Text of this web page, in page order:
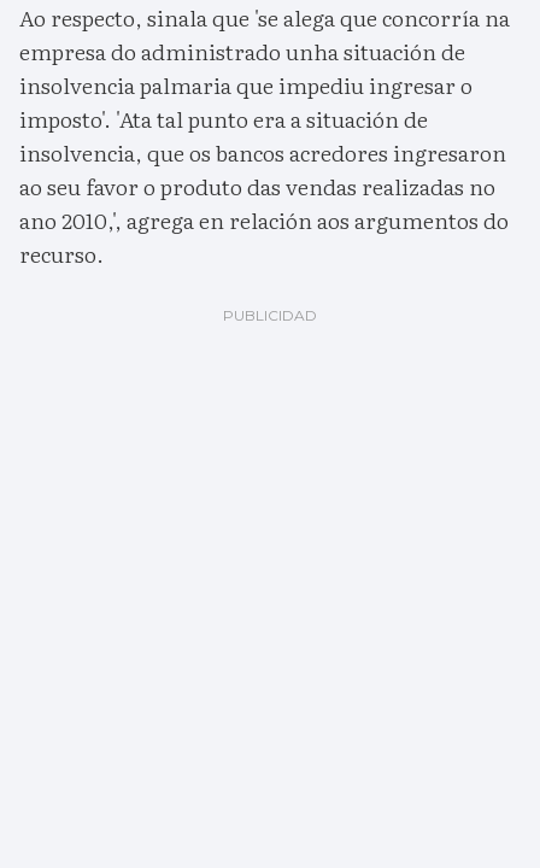
Ao respecto, sinala que 'se alega que concorría na
empresa do administrado unha situación de
insolvencia palmaria que impediu ingresar o
imposto'. 'Ata tal punto era a situación de
insolvencia, que os bancos acredores ingresaron
ao seu favor o produto das vendas realizadas no
ano 2010,', agrega en relación aos argumentos do
recurso.